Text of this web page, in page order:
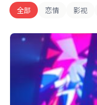
全部 恋情 影视